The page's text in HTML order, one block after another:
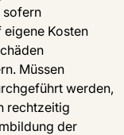
sofern
Kosten
Müssen
werden,
rechtzeitig
der